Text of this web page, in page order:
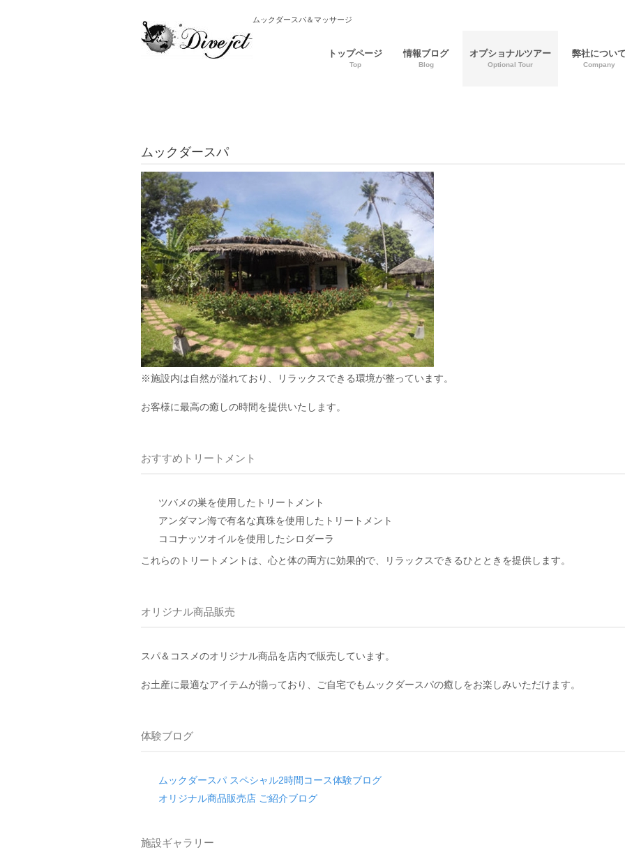
ムックダースパ＆マッサージ
トップページ
Top
情報ブログ
Blog
オプショナルツアー
Optional Tour
弊社につい
Company
ムックダースパ
※施設内は自然が溢れており、リラックスできる環境が整っています。
お客様に最高の癒しの時間を提供いたします。
おすすめトリートメント
ツバメの巣を使用したトリートメント
アンダマン海で有名な真珠を使用したトリートメント
ココナッツオイルを使用したシロダーラ
これらのトリートメントは、心と体の両方に効果的で、リラックスできるひとときを提供します。
オリジナル商品販売
スパ＆コスメのオリジナル商品を店内で販売しています。
お土産に最適なアイテムが揃っており、ご自宅でもムックダースパの癒しをお楽しみいただけます。
体験ブログ
ムックダースパ スペシャル2時間コース体験ブログ
オリジナル商品販売店 ご紹介ブログ
施設ギャラリー